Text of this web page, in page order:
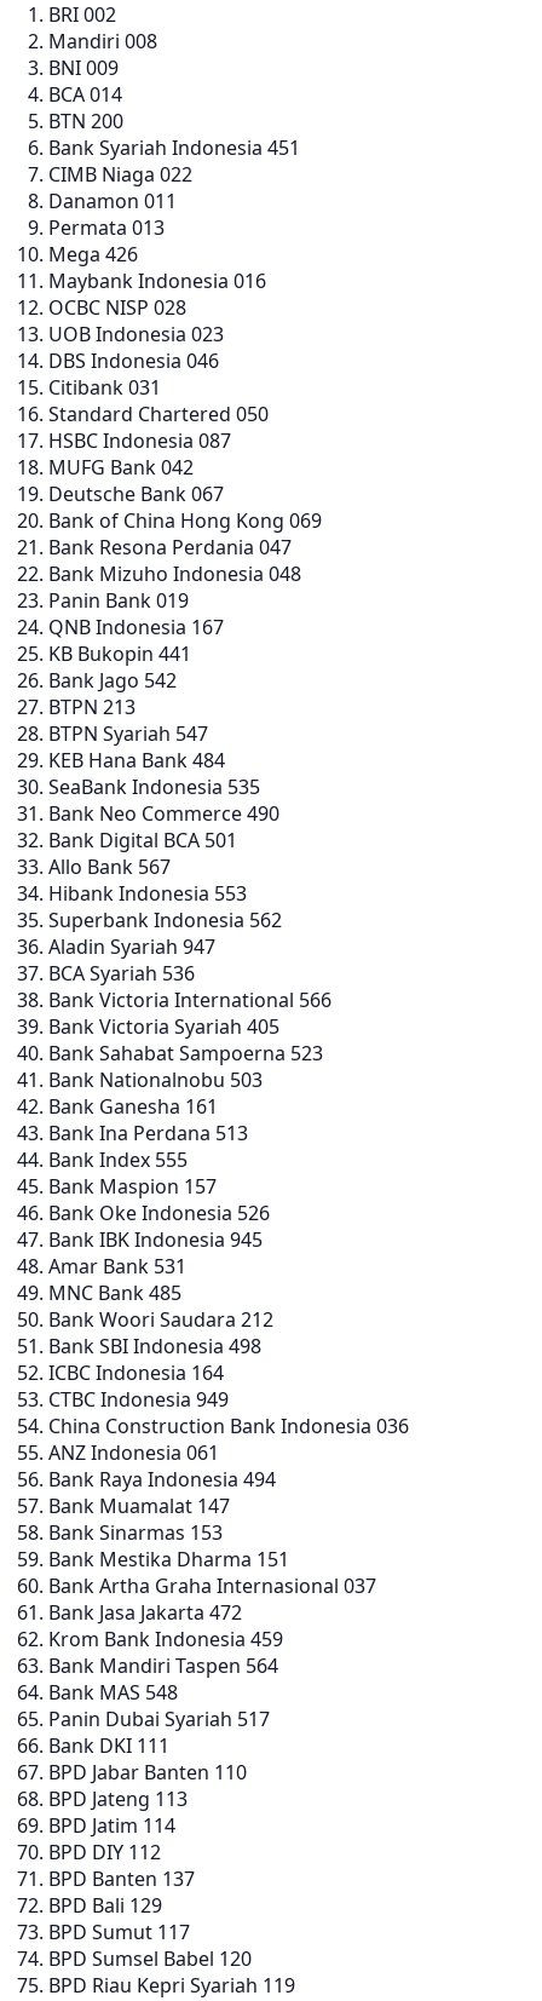
BRI 002
Mandiri 008
BNI 009
BCA 014
BTN 200
Bank Syariah Indonesia 451
CIMB Niaga 022
Danamon 011
Permata 013
Mega 426
Maybank Indonesia 016
OCBC NISP 028
UOB Indonesia 023
DBS Indonesia 046
Citibank 031
Standard Chartered 050
HSBC Indonesia 087
MUFG Bank 042
Deutsche Bank 067
Bank of China Hong Kong 069
Bank Resona Perdania 047
Bank Mizuho Indonesia 048
Panin Bank 019
QNB Indonesia 167
KB Bukopin 441
Bank Jago 542
BTPN 213
BTPN Syariah 547
KEB Hana Bank 484
SeaBank Indonesia 535
Bank Neo Commerce 490
Bank Digital BCA 501
Allo Bank 567
Hibank Indonesia 553
Superbank Indonesia 562
Aladin Syariah 947
BCA Syariah 536
Bank Victoria International 566
Bank Victoria Syariah 405
Bank Sahabat Sampoerna 523
Bank Nationalnobu 503
Bank Ganesha 161
Bank Ina Perdana 513
Bank Index 555
Bank Maspion 157
Bank Oke Indonesia 526
Bank IBK Indonesia 945
Amar Bank 531
MNC Bank 485
Bank Woori Saudara 212
Bank SBI Indonesia 498
ICBC Indonesia 164
CTBC Indonesia 949
China Construction Bank Indonesia 036
ANZ Indonesia 061
Bank Raya Indonesia 494
Bank Muamalat 147
Bank Sinarmas 153
Bank Mestika Dharma 151
Bank Artha Graha Internasional 037
Bank Jasa Jakarta 472
Krom Bank Indonesia 459
Bank Mandiri Taspen 564
Bank MAS 548
Panin Dubai Syariah 517
Bank DKI 111
BPD Jabar Banten 110
BPD Jateng 113
BPD Jatim 114
BPD DIY 112
BPD Banten 137
BPD Bali 129
BPD Sumut 117
BPD Sumsel Babel 120
BPD Riau Kepri Syariah 119